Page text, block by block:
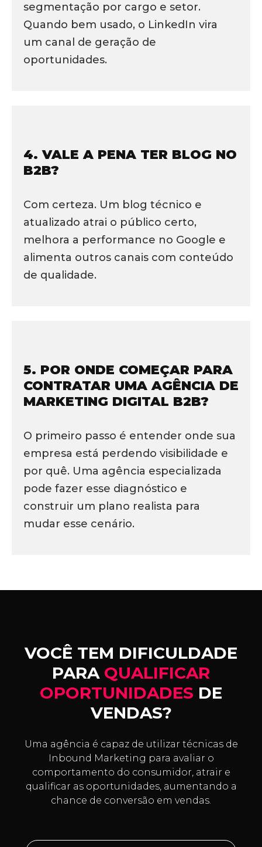
segmentação por cargo e setor.
Quando bem usado, o LinkedIn vira
um canal de geração de
oportunidades.
4. VALE A PENA TER BLOG NO
B2B?
Com certeza. Um blog técnico e
atualizado atrai o público certo,
melhora a performance no Google e
alimenta outros canais com conteúdo
de qualidade.
5. POR ONDE COMEÇAR PARA
CONTRATAR UMA AGÊNCIA DE
MARKETING DIGITAL B2B?
O primeiro passo é entender onde sua
empresa está perdendo visibilidade e
por quê. Uma agência especializada
pode fazer esse diagnóstico e
construir um plano realista para
mudar esse cenário.
VOCÊ TEM DIFICULDADE
PARA QUALIFICAR
OPORTUNIDADES DE
VENDAS?
Uma agência é capaz de utilizar técnicas de
Inbound Marketing para avaliar o
comportamento do consumidor, atrair e
qualificar as oportunidades, aumentando a
chance de conversão em vendas.